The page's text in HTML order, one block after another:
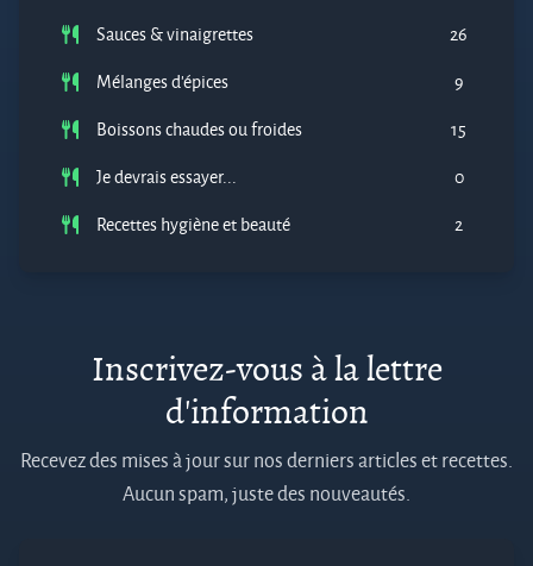
Sauces & vinaigrettes
26
Mélanges d'épices
9
Boissons chaudes ou froides
15
Je devrais essayer...
0
Recettes hygiène et beauté
2
Inscrivez-vous à la lettre
d'information
Recevez des mises à jour sur nos derniers articles et recettes.
Aucun spam, juste des nouveautés.